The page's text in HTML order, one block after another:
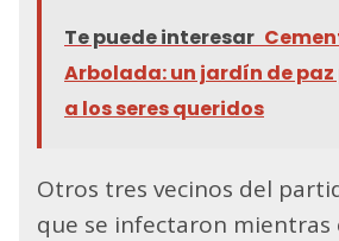
Te puede interesar
Arbolada: un jardín de
a los seres queridos
Otros tres vecinos del
que se infectaron mientras